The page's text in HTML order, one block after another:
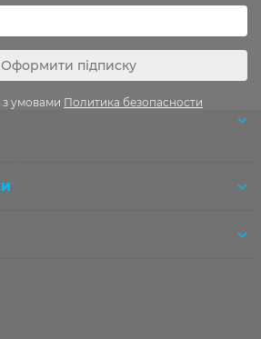
Оформити підписку
з умовами Политика безопасности